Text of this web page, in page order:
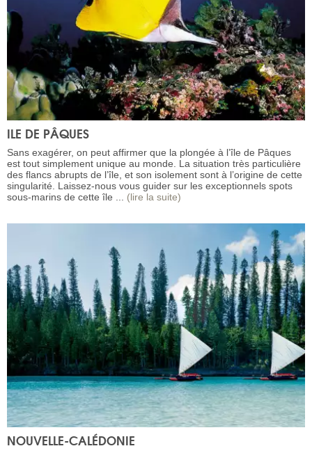
ILE DE PÂQUES
Sans exagérer, on peut affirmer que la plongée à l’île de Pâques
est tout simplement unique au monde. La situation très particulière
des flancs abrupts de l’île, et son isolement sont à l’origine de cette
singularité. Laissez-nous vous guider sur les exceptionnels spots
sous-marins de cette île ... (lire la suite)
NOUVELLE-CALÉDONIE